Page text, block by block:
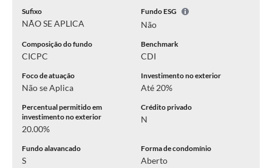
Sufixo
NÃO SE APLICA
Fundo ESG
Não
Composição do fundo
CICPC
Benchmark
CDI
Foco de atuação
Não se Aplica
Investimento no exterior
Até 20%
Percentual permitido em
investimento no exterior
20.00%
Crédito privado
N
Fundo alavancado
S
Forma de condomínio
Aberto